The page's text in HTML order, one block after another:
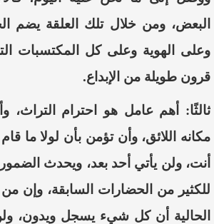
البعض، ومن خلال تلك العلقة يضم
وعلى الهوية وعلى كل المكتسبات
قرون طويلة من الإبداع.
ثالثًا: أ هم عامل هو احترام التراث،
مكانه اللائق، وأن تؤمن بأن لولا ما
أنت، ولن يأتي أحد بعد، ويحدث
للكثير من الحضارات السابقة، وإن
الحالية أن كل شيء يسجل ويدون،